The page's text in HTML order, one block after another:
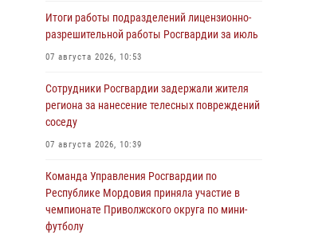
Итоги работы подразделений лицензионно-
разрешительной работы Росгвардии за июль
07 августа 2026, 10:53
Сотрудники Росгвардии задержали жителя
региона за нанесение телесных повреждений
соседу
07 августа 2026, 10:39
Команда Управления Росгвардии по
Республике Мордовия приняла участие в
чемпионате Приволжского округа по мини-
футболу